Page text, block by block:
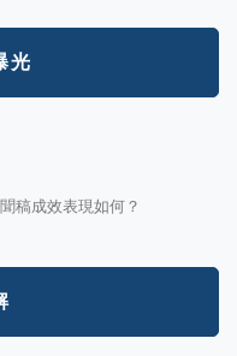
光
稿成效表現如何？